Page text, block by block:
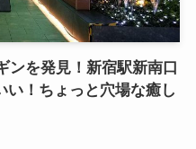
ンを発見！新宿駅新南口
い！ちょっと穴場な癒し